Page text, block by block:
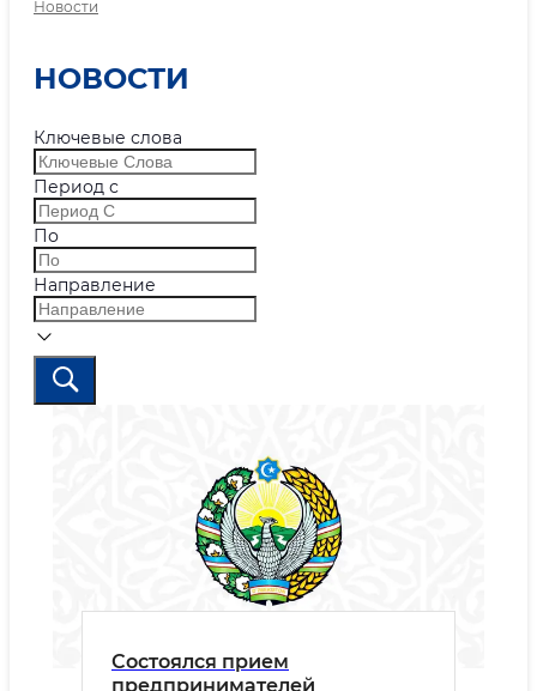
Новости
НОВОСТИ
Ключевые слова
Период с
По
Направление
Состоялся прием
предпринимателей